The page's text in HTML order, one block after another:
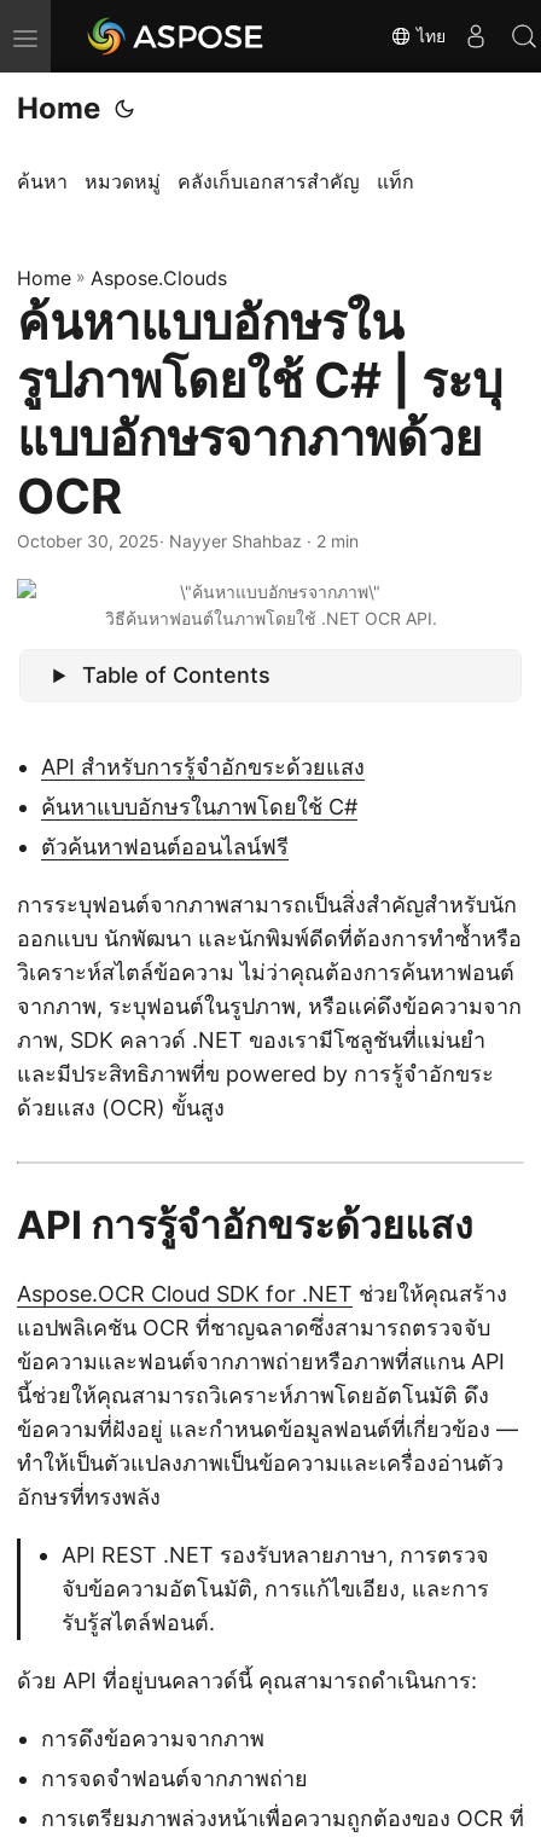
T
o
g
l
a
v
i
g
a
t
i
o
n
ไทย
Home
ค้นหา หมวดหมู่ คลังเก็บเอกสารสำคัญ แท็ก
Home » Aspose.Clouds
ค้นหาแบบอักษรใน
รูปภาพโดยใช้ C# | ระบุ
แบบอักษรจากภาพด้วย
OCR
October 30, 2025· Nayyer Shahbaz · 2 min
วิธีค้นหาฟอนต์ในภาพโดยใช้ .NET OCR API.
Table of Contents
API สำหรับการรู้จำอักขระด้วยแสง
ค้นหาแบบอักษรในภาพโดยใช้ C#
ตัวค้นหาฟอนต์ออนไลน์ฟรี
การระบุฟอนต์จากภาพสามารถเป็นสิ่งสำคัญสำหรับนัก
ออกแบบ นักพัฒนา และนักพิมพ์ดีดที่ต้องการทำซ้ำหรือ
วิเคราะห์สไตล์ข้อความ ไม่ว่าคุณต้องการค้นหาฟอนต์
จากภาพ, ระบุฟอนต์ในรูปภาพ, หรือแค่ดึงข้อความจาก
ภาพ, SDK คลาวด์ .NET ของเรามีโซลูชันที่แม่นยำ
และมีประสิทธิภาพที่ข powered by การรู้จำอักขระ
ด้วยแสง (OCR) ขั้นสูง
API การรู้จำอักขระด้วยแสง
Aspose.OCR Cloud SDK for .NET ช่วยให้คุณสร้าง
แอปพลิเคชัน OCR ที่ชาญฉลาดซึ่งสามารถตรวจจับ
ข้อความและฟอนต์จากภาพถ่ายหรือภาพที่สแกน API
นี้ช่วยให้คุณสามารถวิเคราะห์ภาพโดยอัตโนมัติ ดึง
ข้อความที่ฝังอยู่ และกำหนดข้อมูลฟอนต์ที่เกี่ยวข้อง —
ทำให้เป็นตัวแปลงภาพเป็นข้อความและเครื่องอ่านตัว
อักษรที่ทรงพลัง
API REST .NET รองรับหลายภาษา, การตรวจ
จับข้อความอัตโนมัติ, การแก้ไขเอียง, และการ
รับรู้สไตล์ฟอนต์.
ด้วย API ที่อยู่บนคลาวด์นี้ คุณสามารถดำเนินการ:
การดึงข้อความจากภาพ
การจดจำฟอนต์จากภาพถ่าย
การเตรียมภาพล่วงหน้าเพื่อความถูกต้องของ OCR ที่